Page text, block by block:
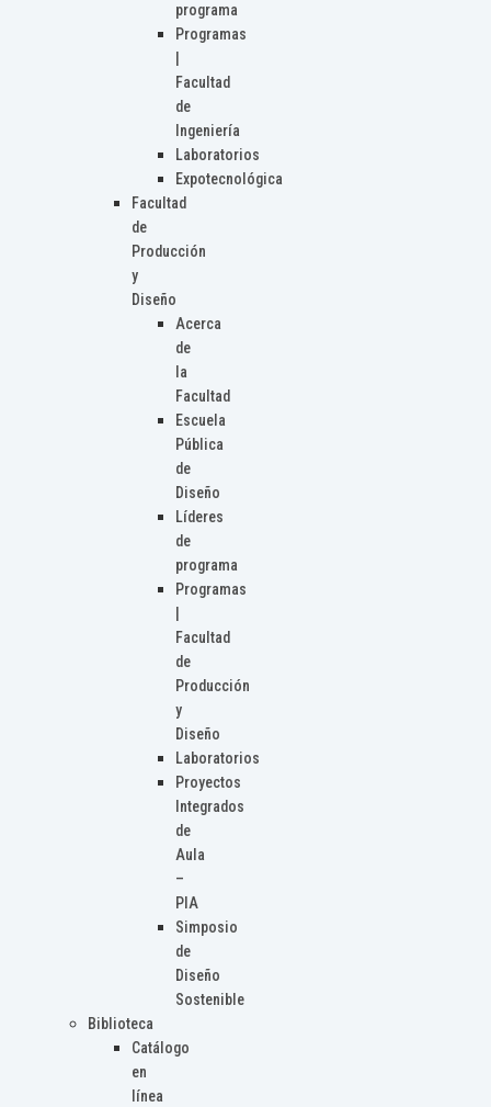
programa
Programas
Facultad
de
Ingeniería
Laboratorios
Expotecnológica
Facultad
de
Producción
y
Diseño
Acerca
de
la
Facultad
Escuela
Pública
de
Diseño
Líderes
de
programa
Programas
Facultad
de
Producción
y
Diseño
Laboratorios
Proyectos
Integrados
de
Aula
–
PIA
Simposio
de
Diseño
Sostenible
Biblioteca
Catálogo
en
línea